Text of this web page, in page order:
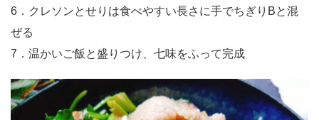
6．クレソンとせりは食べやすい長さに手でちぎりBと混
ぜる
7．温かいご飯と盛りつけ、七味をふって完成